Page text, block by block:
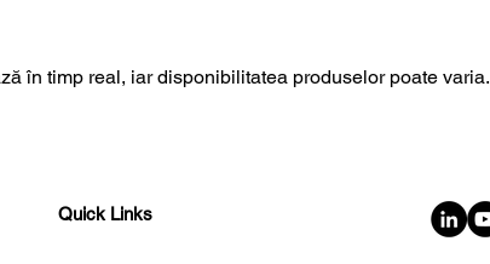
în timp real, iar disponibilitatea produselor poate varia.
Quick Links